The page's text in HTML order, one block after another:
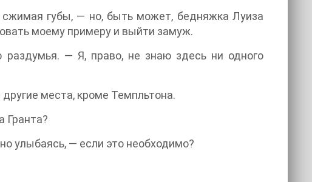
губы, — но, быть может, бедняжка Луиза
моему примеру и выйти замуж.
— Я, право, не знаю здесь ни одного
места, кроме Темпльтона.
улыбаясь, — если это необходимо?